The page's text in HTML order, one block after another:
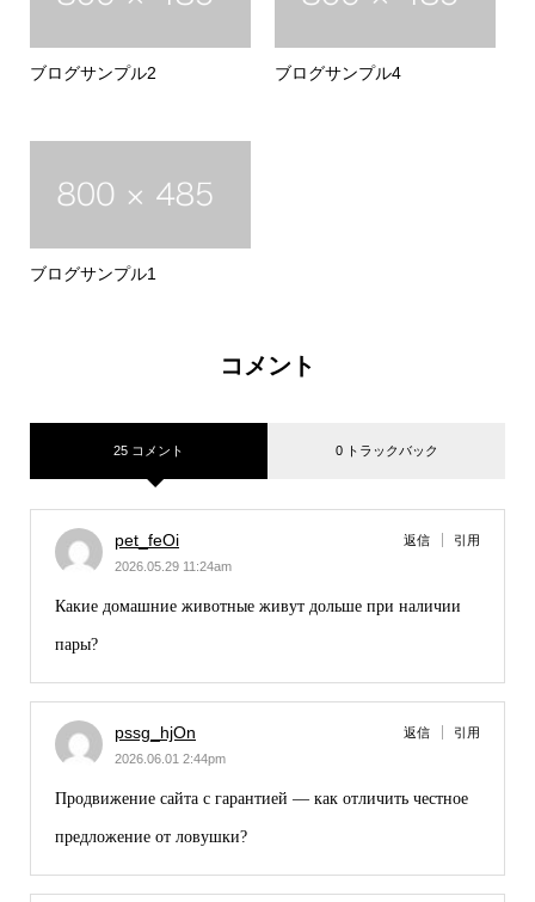
ブログサンプル2 ブログサンプル4
ブログサンプル1
コメント
25 コメント 0 トラックバック
pet_feOi
2026.05.29 11:24am
返信 引用
Какие домашние животные живут дольше при наличии
пары?
pssg_hjOn
2026.06.01 2:44pm
返信 引用
Продвижение сайта с гарантией — как отличить честное
предложение от ловушки?